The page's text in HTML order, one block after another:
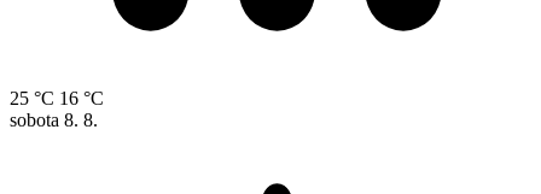
25 °C 16 °C
sobota 8. 8.